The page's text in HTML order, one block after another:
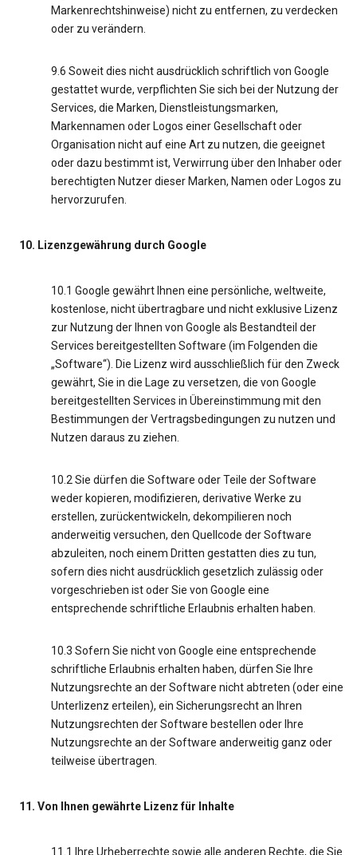
Markenrechtshinweise) nicht zu entfernen, zu verdecken
oder zu verändern.
9.6 Soweit dies nicht ausdrücklich schriftlich von Google
gestattet wurde, verpflichten Sie sich bei der Nutzung der
Services, die Marken, Dienstleistungsmarken,
Markennamen oder Logos einer Gesellschaft oder
Organisation nicht auf eine Art zu nutzen, die geeignet
oder dazu bestimmt ist, Verwirrung über den Inhaber oder
berechtigten Nutzer dieser Marken, Namen oder Logos zu
hervorzurufen.
10. Lizenzgewährung durch Google
10.1 Google gewährt Ihnen eine persönliche, weltweite,
kostenlose, nicht übertragbare und nicht exklusive Lizenz
zur Nutzung der Ihnen von Google als Bestandteil der
Services bereitgestellten Software (im Folgenden die
„Software“). Die Lizenz wird ausschließlich für den Zweck
gewährt, Sie in die Lage zu versetzen, die von Google
bereitgestellten Services in Übereinstimmung mit den
Bestimmungen der Vertragsbedingungen zu nutzen und
Nutzen daraus zu ziehen.
10.2 Sie dürfen die Software oder Teile der Software
weder kopieren, modifizieren, derivative Werke zu
erstellen, zurückentwickeln, dekompilieren noch
anderweitig versuchen, den Quellcode der Software
abzuleiten, noch einem Dritten gestatten dies zu tun,
sofern dies nicht ausdrücklich gesetzlich zulässig oder
vorgeschrieben ist oder Sie von Google eine
entsprechende schriftliche Erlaubnis erhalten haben.
10.3 Sofern Sie nicht von Google eine entsprechende
schriftliche Erlaubnis erhalten haben, dürfen Sie Ihre
Nutzungsrechte an der Software nicht abtreten (oder eine
Unterlizenz erteilen), ein Sicherungsrecht an Ihren
Nutzungsrechten der Software bestellen oder Ihre
Nutzungsrechte an der Software anderweitig ganz oder
teilweise übertragen.
11. Von Ihnen gewährte Lizenz für Inhalte
11.1 Ihre Urheberrechte sowie alle anderen Rechte, die Sie